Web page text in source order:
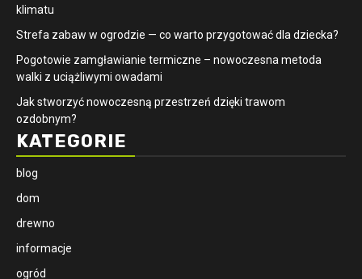
klimatu
Strefa zabaw w ogrodzie — co warto przygotować dla dziecka?
Pogotowie zamgławianie termiczne – nowoczesna metoda
walki z uciążliwymi owadami
Jak stworzyć nowoczesną przestrzeń dzięki trawom
ozdobnym?
KATEGORIE
blog
dom
drewno
informacje
ogród